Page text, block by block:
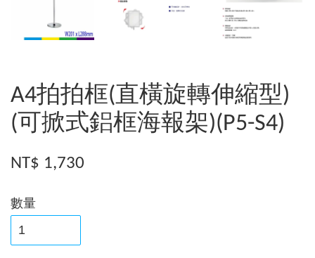
A4拍拍框(直橫旋轉伸縮型)
(可掀式鋁框海報架)(P5-S4)
NT$ 1,730
數量